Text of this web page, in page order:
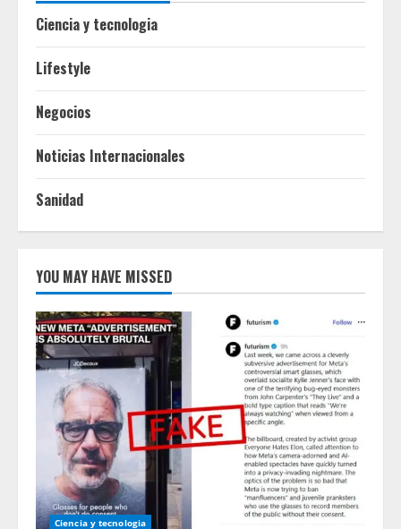
Ciencia y tecnologia
Lifestyle
Negocios
Noticias Internacionales
Sanidad
YOU MAY HAVE MISSED
Ciencia y tecnologia